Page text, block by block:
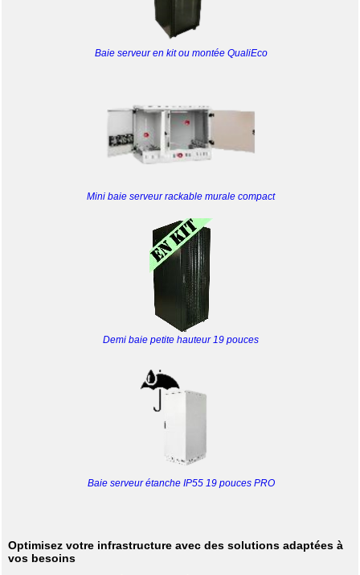
Baie serveur en kit ou montée QualiEco
Mini baie serveur rackable murale compact
Demi baie petite hauteur 19 pouces
Baie serveur étanche IP55 19 pouces PRO
Optimisez votre infrastructure avec des solutions adaptées à
vos besoins